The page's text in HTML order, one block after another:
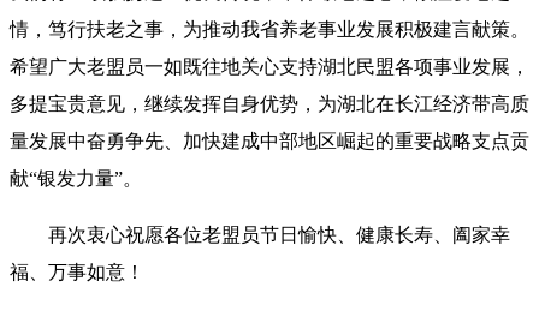
情，笃行扶老之事，为推动我省养老事业发展积极建言献策。
希望广大老盟员一如既往地关心支持湖北民盟各项事业发展，
多提宝贵意见，继续发挥自身优势，为湖北在长江经济带高质
量发展中奋勇争先、加快建成中部地区崛起的重要战略支点贡
献“银发力量”。
再次衷心祝愿各位老盟员节日愉快、健康长寿、阖家幸
福、万事如意！